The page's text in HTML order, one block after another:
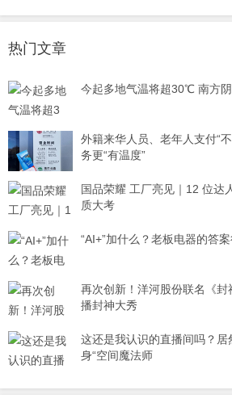
热门文章
今起多地气温将超30℃ 南方
外籍来华人员、老年人支付“
务更“有温度”
国品荣耀 工厂亮见｜12 位达
质大考
“AI+”加什么？老板电器的答
再次创新！洋河股份联名《
播封神大秀
这还是我认识的直播间吗？居
身“空间魔法师